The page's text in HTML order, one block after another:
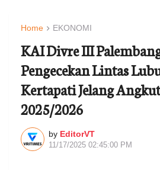
Home EKONOMI
KAI Divre III
Pengecekan Lintas
Kertapati Jelang
2025/2026
by EditorVT
11/17/2025 02:45:00 PM